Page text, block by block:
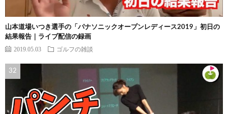
山本道場いつき選手の「パナソニックオープンレディース2019」初日の
結果報告｜ライブ配信の録画
2019.05.03 ゴルフの雑談